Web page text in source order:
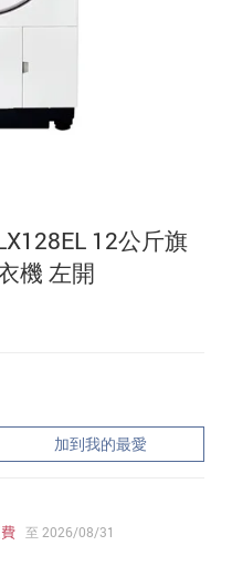
12公斤旗
機 左開
加到我的最愛
至 2026/08/31